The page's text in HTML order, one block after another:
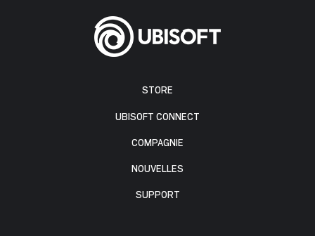
STORE
UBISOFT CONNECT
COMPAGNIE
NOUVELLES
SUPPORT